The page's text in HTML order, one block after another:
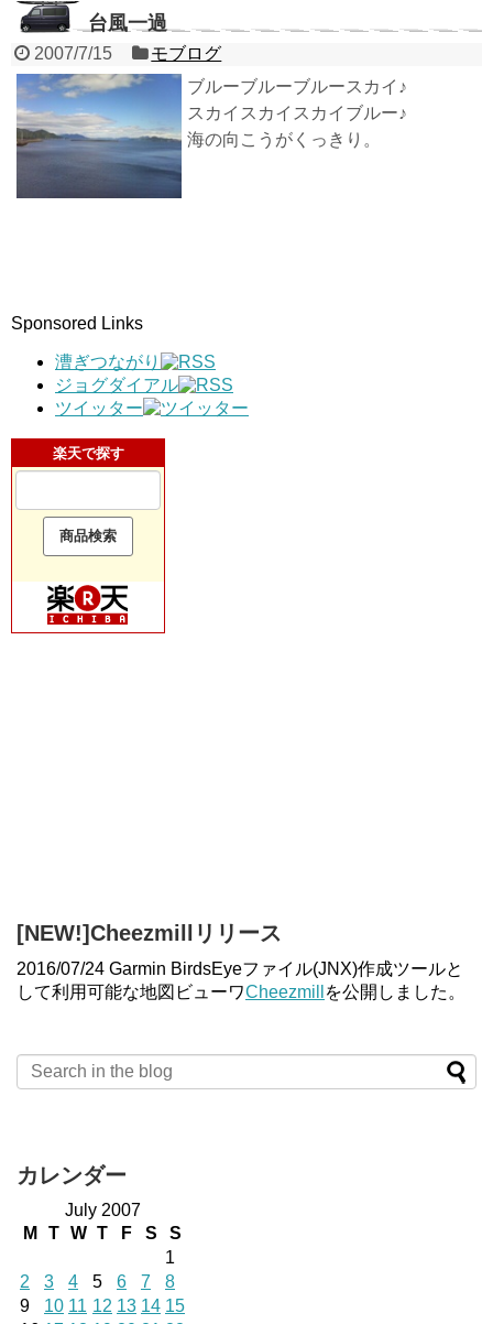
台風一過
2007/7/15
モブログ
ブルーブルーブルースカイ♪
スカイスカイスカイブルー♪
海の向こうがくっきり。
Sponsored Links
漕ぎつながり
ジョグダイアル
ツイッター
楽天で探す
[NEW!]Cheezmillリリース
2016/07/24 Garmin BirdsEyeファイル(JNX)作成ツールと
して利用可能な地図ビューワCheezmill を公開しました。
カレンダー
July 2007
M
T W T F S
S
1
2
3 4 5 6 7
8
9
10 11 12 13 14 15